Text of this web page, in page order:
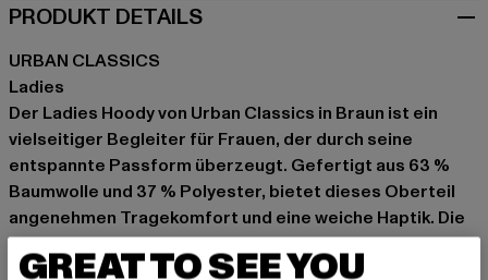
PRODUKT DETAILS
URBAN CLASSICS
Ladies
Der Ladies Hoody von Urban Classics in Braun ist ein
vielseitiger Begleiter für Frauen, der durch seine
entspannte Passform überzeugt. Gefertigt aus 63 %
Baumwolle und 37 % Polyester, bietet dieses Oberteil
angenehmen Tragekomfort und eine weiche Haptik. Die
Kapuze mit Kordelzug schützt bei kühleren
Temperaturen. Ob für einen entspannten Tag oder als
GREAT TO SEE YOU